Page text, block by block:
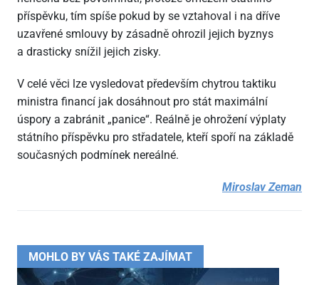
příspěvku, tím spíše pokud by se vztahoval i na dříve
uzavřené smlouvy by zásadně ohrozil jejich byznys
a drasticky snížil jejich zisky.
V celé věci lze vysledovat především chytrou taktiku
ministra financí jak dosáhnout pro stát maximální
úspory a zabránit „panice“. Reálně je ohrožení výplaty
státního příspěvku pro střadatele, kteří spoří na základě
současných podmínek nereálné.
Miroslav Zeman
MOHLO BY VÁS TAKÉ ZAJÍMAT